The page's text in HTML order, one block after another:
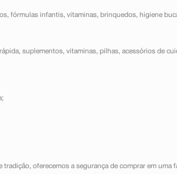
fórmulas infantis, vitaminas, brinquedos, higiene
suplementos, vitaminas, pilhas, acessórios de
oferecemos a segurança de comprar em